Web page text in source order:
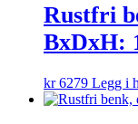
Rustfri
BxDxH:
kr6279 Legg i